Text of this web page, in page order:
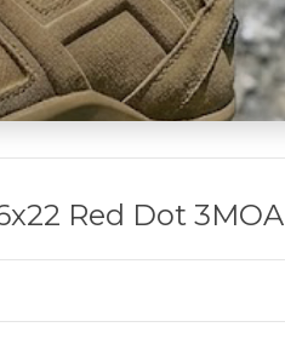
Red Dot 3MOA